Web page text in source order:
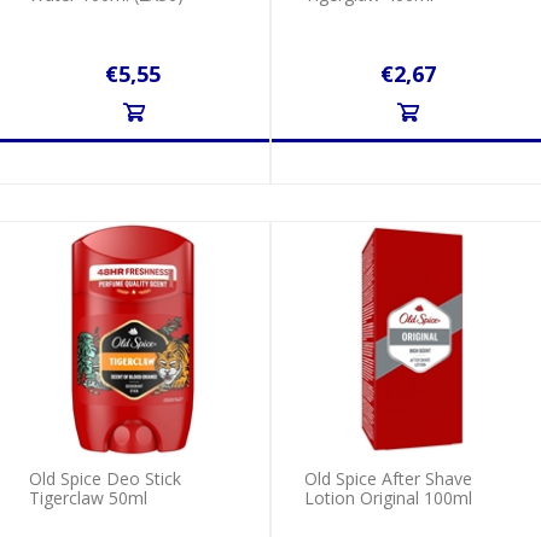
€5,55 €2,67
Old Spice Deo Stick
Tigerclaw 50ml
Old Spice After Shave
Lotion Original 100ml